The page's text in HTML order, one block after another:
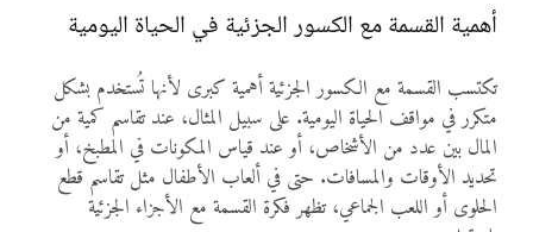
أهمية القسمة مع الكسور الجزئية في الحياة اليومية
تكتسب القسمة مع الكسور الجزئية أهمية كبرى لأنها تُستخدم بشكل
متكرر في مواقف الحياة اليومية. على سبيل المثال، عند تقاسم كمية من
المال بين عدد من الأشخاص، أو عند قياس المكونات في المطبخ، أو
تحديد الأوقات والمسافات. حتى في ألعاب الأطفال مثل تقاسم قطع
الحلوى أو اللعب الجماعي، تظهر فكرة القسمة مع الأجزاء الجزئية